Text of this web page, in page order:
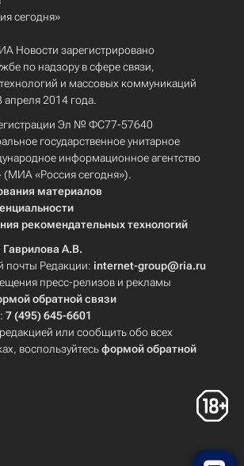
сегодня»
Новости зарегистрировано
по надзору в сфере связи,
и массовых коммуникаций
2014 года.
Эл № ФС77-57640
государственное унитарное
информационное агентство
(МИА «Россия сегодня»).
материалов
рекомендательных технологий
Гаврилова А.В.
почты Редакции: internet-group@ria.ru
пресс-релизов и рекламы
обратной связи
7 (495) 645-6601
или сообщить обо всех
воспользуйтесьформой обратной